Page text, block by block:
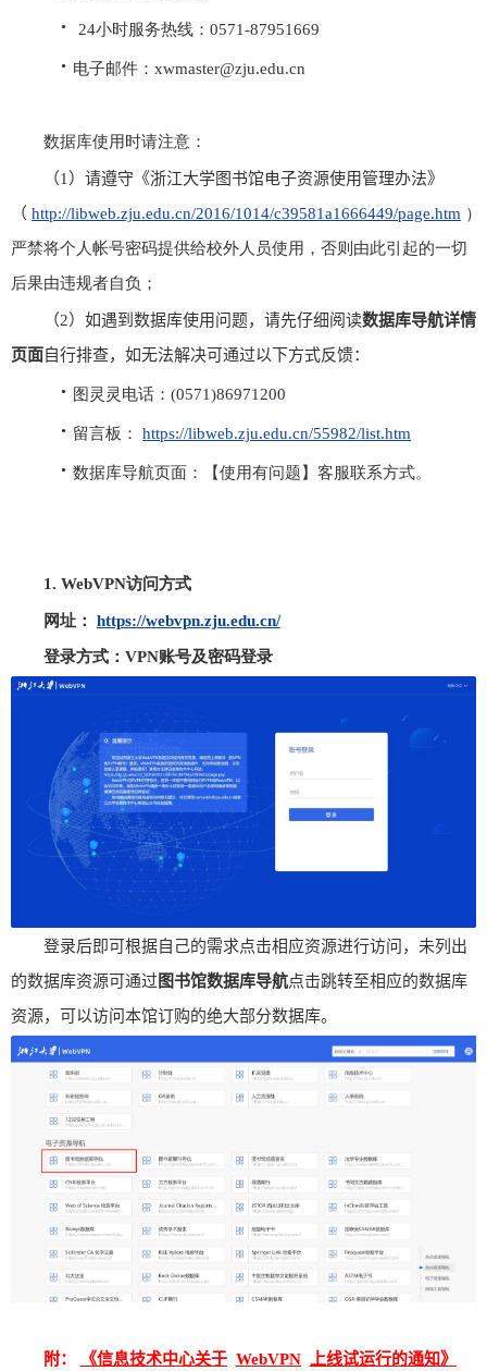
· 24小时服务热线：0571-87951669
· 电子邮件：xwmaster@zju.edu.cn
数据库使用时请注意：
（1） 请遵守《浙江大学图书馆电子资源使用管理办法》
（ http://libweb.zju.edu.cn/2016/1014/c39581a1666449/page.htm ）
严禁将个人帐号密码提供给校外人员使用，否则由此引起的一切
后果由违规者自负；
（2） 如遇到数据库使用问题， 请先仔细阅读数据库导航详情
页面 自行排查，如无法解决可通过以下方式反馈：
· 图灵灵电话：(0571)86971200
· 留言板： https://libweb.zju.edu.cn/55982/list.htm
·数据库导航页面：【使用有问题】客服联系方式。
1. WebVPN访问方式
网址： https://webvpn.zju.edu.cn/
登录方式： VPN账号及密码登录
登录后即可根据自己的需求点击相应资源进行访问，未列出
的数据库资源可通过 图书馆数据库导航点击跳转至相应的数据库
资源，可以访问本馆订购的绝大部分数据库。
附： 《信息技术中心关于 WebVPN 上线试运行的通知》